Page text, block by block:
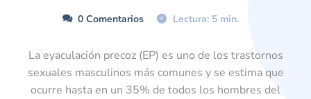
0 Comentarios Lectura: 5 min.
La eyaculación precoz (EP) es uno de los trastornos
sexuales masculinos más comunes y se estima que
ocurre hasta en un 35% de todos los hombres del